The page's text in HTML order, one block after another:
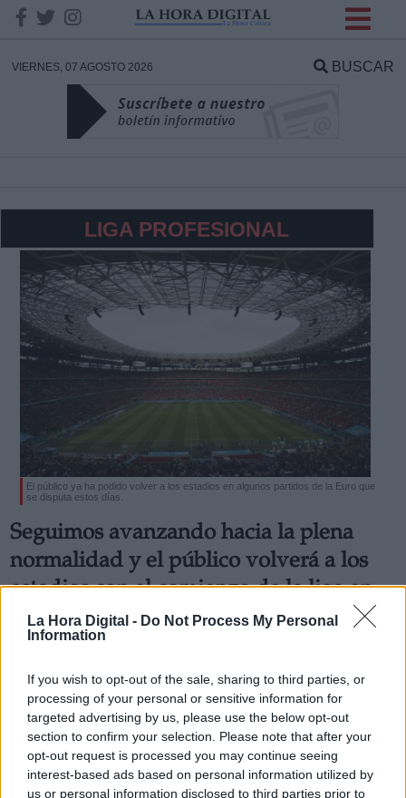
La Hora Digital - Do Not Process My Personal
Information
If you wish to opt-out of the sale, sharing to third parties, or
processing of your personal or sensitive information for
targeted advertising by us, please use the below opt-out
section to confirm your selection. Please note that after your
opt-out request is processed you may continue seeing
interest-based ads based on personal information utilized by
us or personal information disclosed to third parties prior to
VIERNES, 07 AGOSTO 2026 BUSCAR
LIGA PROFESIONAL
El público ya ha podido volver a los estadios en algunos partidos de la Euro que
se disputa estos días.
Seguimos avanzando hacia la plena
normalidad y el público volverá a los
estadios con el comienzo de la liga en
agosto
La ministra de Sanidad, Carolina Darias, anuncia la
Normalidad, lo que significa que los estadios de fútbol y
las canchas de baloncesto podrán recibir público sin
restricción de aforo la próxima temporada
PorCelia Molina
Más artículos de este autor
viernes, 25 de junio de 2021
DATOS
Responsable:
Legitimación:
Destinatarios:
Derechos:
link
link